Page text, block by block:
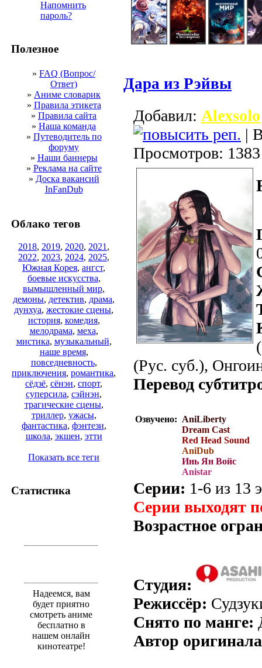
Напомнить
пароль?
Полезное
» FAQ (Вопрос/
Ответ)
» Аниме словарик
» Правила этикета
» Правила сайта
» Наша команда
» Путеводитель по
форуму
» Наши баннеры
» Реклама на сайте
» Доска вакансий
InFanDub
Облако тегов
2018, 2019, 2020, 2021 ,
2022, 2023, 2024, 2025,
Южная Корея, ангст,
боевые искусства,
вымышленный мир,
демоны, детектив, драма,
дунхуа, жестокие сцены,
история, комедия,
мелодрама, меха,
мистика, музыкальный,
наше время,
повседневность,
приключения, романтика,
сёдзё, сёнэн, спорт,
суперсила, сэйнэн,
трагические сцены,
триллер, ужасы,
фантастика, фэнтези,
школа, экшен, этти
Показать все теги
Статистика
Надеемся, вам
будет приятно
смотреть аниме
бесплатно в
нашем онлайн
кинотеатре!
Дара из Рэйвы
Добавил: Alexsolo
|
Просмотров: 1383
(Рус. суб.),
Перевод
Озвучено: AniLiberty
Dream Cast
Red Head Sound
AniDub
Инь Ян Войс
Anistar
Серии: 1-6 из 13
Серии выходят
Возрастное
Студия:
Режиссёр:
Снято по манге:
Автор